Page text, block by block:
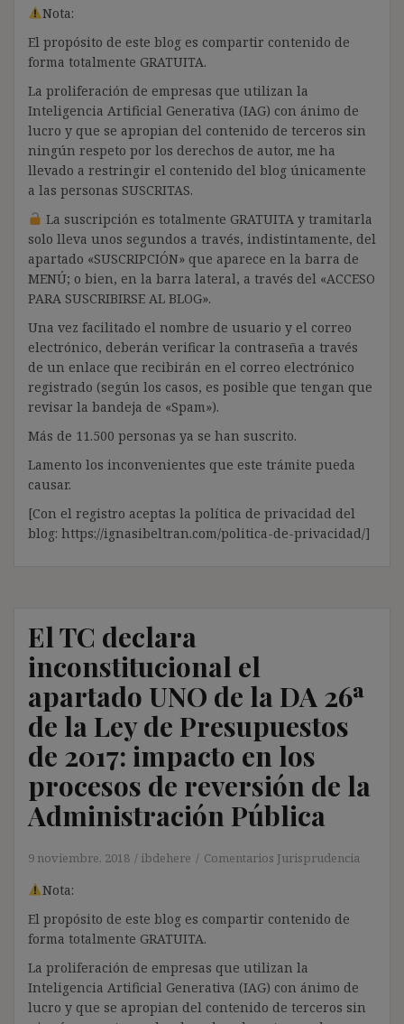
Nota:
El propósito de este blog es compartir contenido de
forma totalmente GRATUITA.
La proliferación de empresas que utilizan la
Inteligencia Artificial Generativa (IAG) con ánimo de
lucro y que se apropian del contenido de terceros sin
ningún respeto por los derechos de autor, me ha
llevado a restringir el contenido del blog únicamente
a las personas SUSCRITAS.
La suscripción es totalmente GRATUITA y tramitarla
solo lleva unos segundos a través, indistintamente, del
apartado «SUSCRIPCIÓN» que aparece en la barra de
MENÚ; o bien, en la barra lateral, a través del «ACCESO
PARA SUSCRIBIRSE AL BLOG».
Una vez facilitado el nombre de usuario y el correo
electrónico, deberán verificar la contraseña a través
de un enlace que recibirán en el correo electrónico
registrado (según los casos, es posible que tengan que
revisar la bandeja de «Spam»).
Más de 11.500 personas ya se han suscrito.
Lamento los inconvenientes que este trámite pueda
causar.
[Con el registro aceptas la política de privacidad del
blog: https://ignasibeltran.com/politica-de-privacidad/]
El TC declara
inconstitucional el
apartado UNO de la DA 26ª
de la Ley de Presupuestos
de 2017: impacto en los
procesos de reversión de la
Administración Pública
9 noviembre, 2018 ibdehere Comentarios Jurisprudencia
Nota:
El propósito de este blog es compartir contenido de
forma totalmente GRATUITA.
La proliferación de empresas que utilizan la
Inteligencia Artificial Generativa (IAG) con ánimo de
lucro y que se apropian del contenido de terceros sin